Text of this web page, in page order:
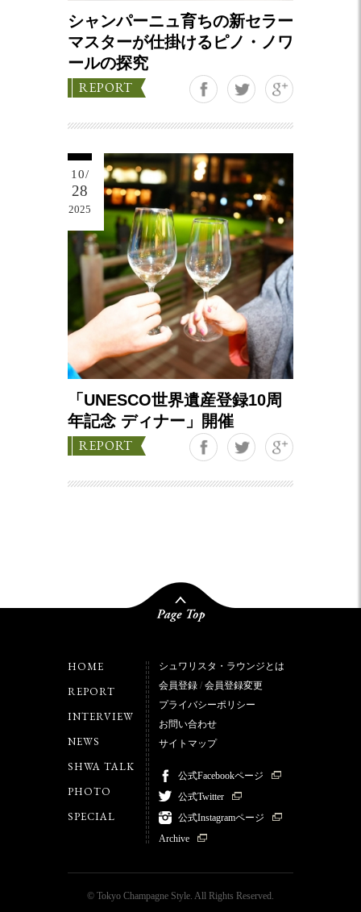
シャンパーニュ育ちの新セラー
マスターが仕掛けるピノ・ノワ
ールの探究
REPORT
10/
28
2025
「UNESCO世界遺産登録10周
年記念 ディナー」開催
REPORT
HOME
REPORT
INTERVIEW
NEWS
SHWA TALK
PHOTO
SPECIAL
シュワリスタ・ラウンジとは
会員登録 / 会員登録変更
プライバシーポリシー
お問い合わせ
サイトマップ
公式Facebookページ
公式Twitter
公式Instagramページ
Archive
© Tokyo Champagne Style. All Rights Reserved.